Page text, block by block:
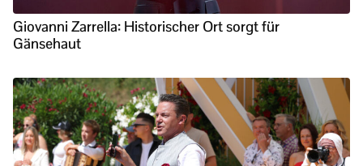
Giovanni Zarrella: Historischer Ort sorgt für
Gänsehaut